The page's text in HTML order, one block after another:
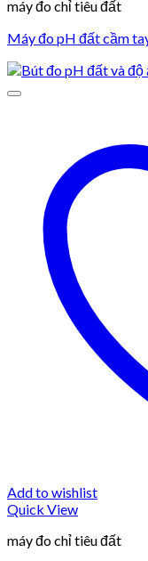
máy đo chỉ tiêu đất
Máy đo pH đất cầm
Add to wishlist
Quick View
máy đo chỉ tiêu đất